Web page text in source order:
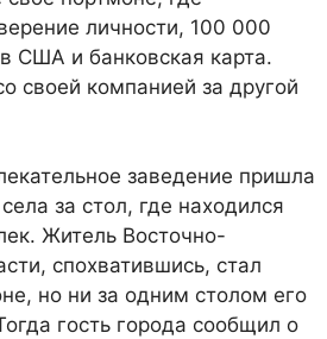
личности, 100 000
США и банковская карта.
своей компанией за другой
заведение пришла
за стол, где находился
Житель Восточно-
спохватившись, стал
но ни за одним столом его
гость города сообщил о